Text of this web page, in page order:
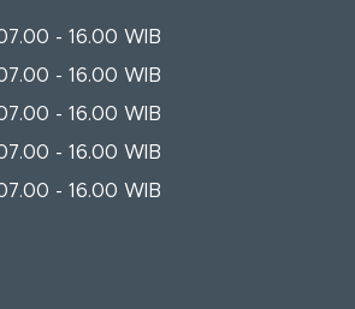
- 16.00 WIB
- 16.00 WIB
- 16.00 WIB
- 16.00 WIB
- 16.00 WIB